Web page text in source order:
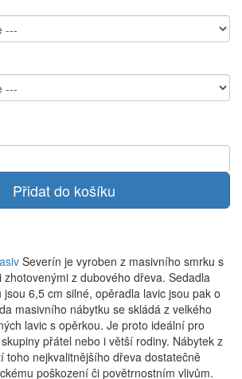
Přidat do košíku
Severín je vyroben z masivního smrku s
z dubového dřeva. Sedadla
jsou 6,5 cm silné, opěradla lavic jsou pak o
masivního nábytku se skládá z velkého
lavic s opěrkou. Je proto ideální pro
přátel nebo i větší rodiny. Nábytek z
toho nejkvalitnějšího dřeva dostatečně
poškození či povětrnostním vlivům.